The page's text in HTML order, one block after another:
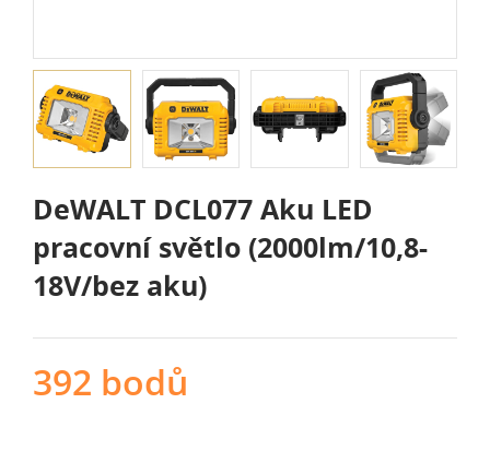
DeWALT DCL077 Aku LED
pracovní světlo (2000lm/10,8-
18V/bez aku)
392 bodů